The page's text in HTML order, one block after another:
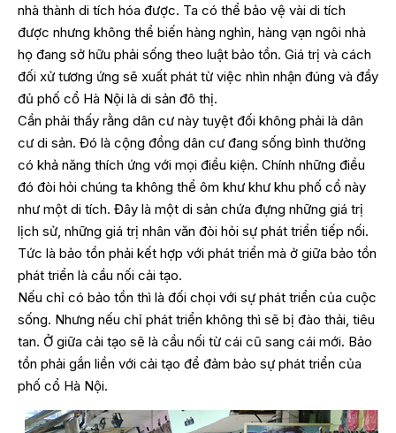
nhà thành di tích hóa được. Ta có thể bảo vệ vài di tích
được nhưng không thể biến hàng nghìn, hàng vạn ngôi nhà
họ đang sở hữu phải sống theo luật bảo tồn. Giá trị và cách
đối xử tương ứng sẽ xuất phát từ việc nhìn nhận đúng và đầy
đủ phố cổ Hà Nội là di sản đô thị.
Cần phải thấy rằng dân cư này tuyệt đối không phải là dân
cư di sản. Đó là cộng đồng dân cư đang sống bình thường
có khả năng thích ứng với mọi điều kiện. Chính những điều
đó đòi hỏi chúng ta không thể ôm khư khư khu phố cổ này
như một di tích. Đây là một di sản chứa đựng những giá trị
lịch sử, những giá trị nhân văn đòi hỏi sự phát triển tiếp nối.
Tức là bảo tồn phải kết hợp với phát triển mà ở giữa bảo tồn
phát triển là cầu nối cải tạo.
Nếu chỉ có bảo tồn thì là đối chọi với sự phát triển của cuộc
sống. Nhưng nếu chỉ phát triển không thì sẽ bị đào thải, tiêu
tan. Ở giữa cải tạo sẽ là cầu nối từ cái cũ sang cái mới. Bảo
tồn phải gắn liền với cải tạo để đảm bảo sự phát triển của
phố cổ Hà Nội.